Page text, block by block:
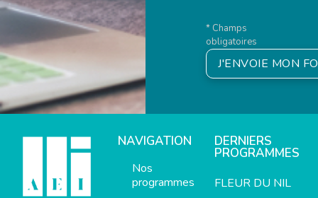
* Champs
obligatoires
J'ENVOIE MON
NAVIGATION
Nos
programmes
DERNIERS
PROGRAMMES
FLEUR DU NIL